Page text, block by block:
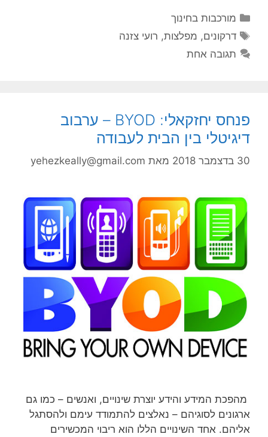
קטגוריות
מורכבות בחינוך
תגיות
דרקונים, מפלצות, רועי צזנה
תגובה אחת
פנחס יחזקאלי: BYOD – ערבוב
דיגיטלי בין הבית לעבודה
30 בדצמבר 2018 מאת yehezkeally@gmail.com
מהפכת המידע והידע יוצרת שינויים, ואנשים – כמו גם
ארגונים לסוגיהם – נאלצים להתמודד עימם ולהסתגל
אליהם. אחד השינויים הללו הוא ריבוי המכשירים